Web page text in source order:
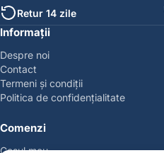
Retur 14 zile
Informații
Despre noi
Contact
Termeni și condiții
Politica de confidențialitate
Comenzi